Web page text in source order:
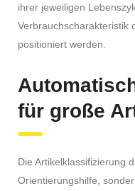
ihrer jeweiligen
Verbrauchscharakteristik
positioniert werden.
für große
Die Artikelklassifizierung
Orientierungshilfe,